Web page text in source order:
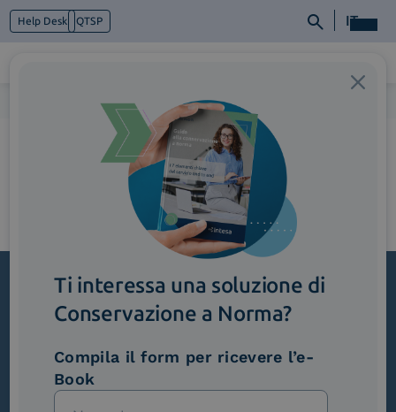
Help Desk QTSP IT
Cosa facciamo
3_TracciabilitaEnotifiche (1)
Iscriviti alla newsletter
Novità, iniziative ed eventi dal mondo della
trasformazione digitale.
Scopri InNews
Ti interessa una soluzione di
Conservazione a Norma?
Compila il form per ricevere l’e-
Book